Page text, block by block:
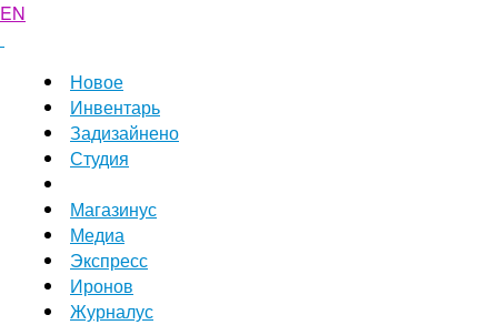
EN
Новое
Инвентарь
Задизайнено
Студия
Магазинус
Медиа
Экспресс
Иронов
Журналус